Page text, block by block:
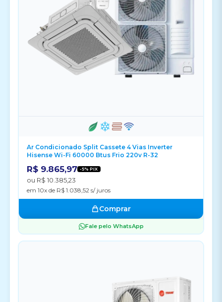
Ar Condicionado Split Cassete 4 Vias Inverter
Hisense Wi-Fi 60000 Btus Frio 220v R-32
R$ 9.865,97 -5% PIX
ou R$ 10.385,23
em 10x de R$ 1.038,52 s/ juros
Comprar
Fale pelo WhatsApp